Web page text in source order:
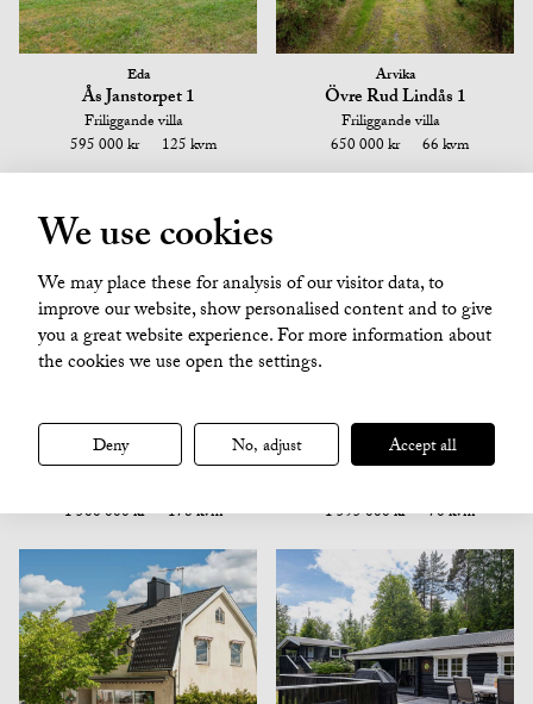
Eda
Ås Janstorpet 1
Friliggande villa
595 000 kr
125 kvm
Arvika
Övre Rud Lindås 1
Friliggande villa
650 000 kr
66 kvm
Eda
Bergerud Björkliden 1
1 500 000 kr
178 kvm
Arvika
Rådane Klamma 1
1 595 000 kr
70 kvm
We use cookies
We may place these for analysis of our visitor data, to
improve our website, show personalised content and to give
you a great website experience. For more information about
the cookies we use open the settings.
Deny No, adjust Accept all